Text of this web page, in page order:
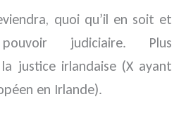
quoi qu’il en soit et
judiciaire. Plus
justice irlandaise (X ayant
en Irlande).